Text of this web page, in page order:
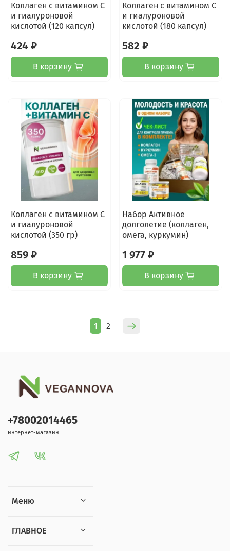
Коллаген с витамином С
и гиалуроновой
кислотой (120 капсул)
424 ₽
В корзину
Коллаген с витамином С
и гиалуроновой
кислотой (180 капсул)
582 ₽
В корзину
Коллаген с витамином С
и гиалуроновой
кислотой (350 гр)
859 ₽
В корзину
Набор Активное
долголетие (коллаген,
омега, куркумин)
1 977 ₽
В корзину
1 2
Меню
ГЛАВНОЕ
+78002014465
интернет-магазин